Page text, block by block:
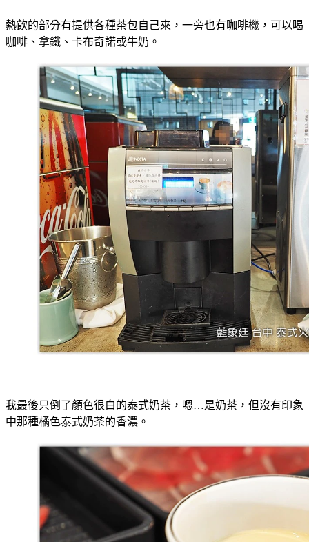
熱飲的部分有提供各種茶包自己來，一旁也有咖啡機，可以喝
咖啡、拿鐵、卡布奇諾或牛奶。
我最後只倒了顏色很白的泰式奶茶，嗯…是奶茶，但沒有印象
中那種橘色泰式奶茶的香濃。